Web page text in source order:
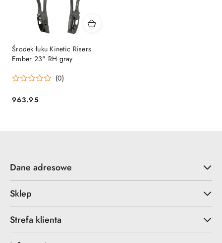
Środek łuku Kinetic Risers
Ember 23" RH gray
(0)
Cena:
963.95
Dane adresowe
Sklep
Strefa klienta